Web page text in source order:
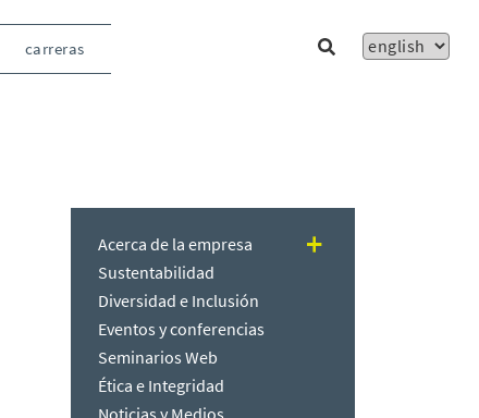
carreras
Acerca de la empresa
Sustentabilidad
Diversidad e Inclusión
Eventos y conferencias
Seminarios Web
Ética e Integridad
Noticias y Medios